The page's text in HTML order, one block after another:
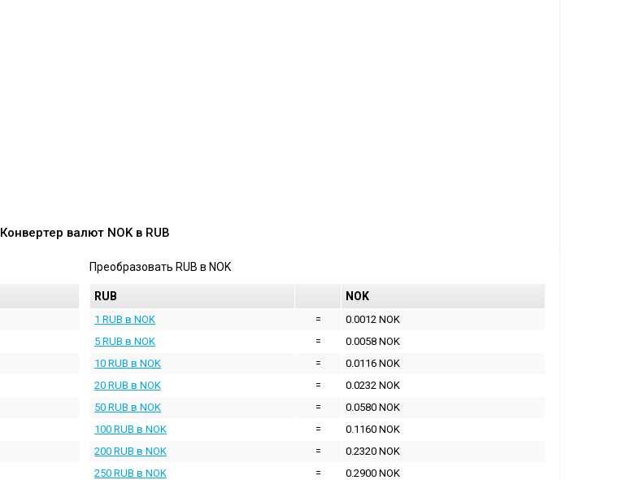
Конвертер валют NOKв RUB
Преобразовать RUB в NOK
RUB NOK
1 RUB в NOK =
0.0012 NOK
5 RUB в NOK
=
0.0058 NOK
10 RUB в NOK
=
0.0116 NOK
20 RUB в NOK
=
0.0232 NOK
50 RUB в NOK
=
0.0580 NOK
100 RUB в NOK
=
0.1160 NOK
200 RUB в NOK
=
0.2320 NOK
250 RUB в NOK
=
0.2900 NOK